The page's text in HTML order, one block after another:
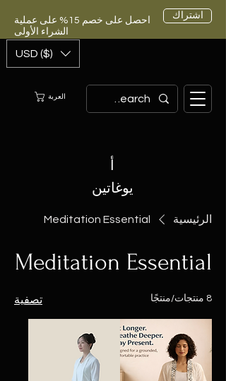
احصل على خصم 15% على عملية
الشراء الأولى
اشتراك
العربة
أ
يوغاتين
USD ($)
الرئيسية Meditation Essential
Meditation Essential
8 منتجات/منتجًا تصفية